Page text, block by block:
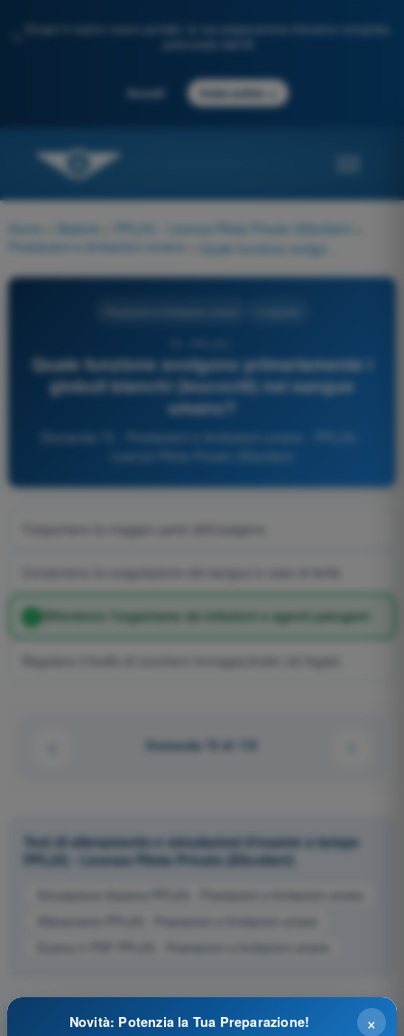
Scopri il nostro nuovo portale: la tua preparazione d'esame completa,
Accedi Inizia subito
Home Materie PPL(H) - Licenza Pilota Privato (Elicotteri)
Prestazioni e limitazioni umane
Quale funzione svolgono primariamente i
globuli bianchi (leucociti) nel sangue
umano?
Trasportano la maggior parte dell'ossigeno
Difendono l'organismo da infezioni e agenti patogeni
Domanda 73 di 115
Test di allenamento e simulazioni d'esame a tempo
PPL(H) - Licenza Pilota Privato (Elicotteri)
Simulazione d'esame PPL(H) - Prestazioni e limitazioni umane
×
Novità: Potenzia la Tua Preparazione!